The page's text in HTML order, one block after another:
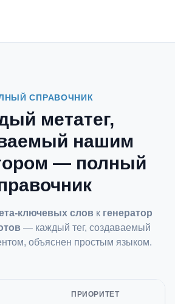
СПРАВОЧНИК
метатег,
нашим
— полный
ключевых слов к генератор
— каждый тег, создаваемый
объяснен простым языком.
ПРИОРИТЕТ